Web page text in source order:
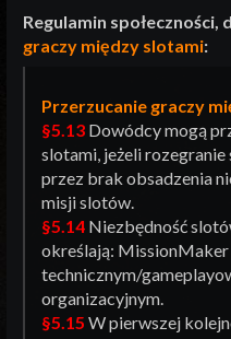
Regulamin społeczności,
graczy między slotami:
Przerzucanie graczy
§5.13 Dowódcy mogą
slotami, jeżeli rozegranie
przez brak obsadzenia
misji slotów.
§5.14 Niezbędność
określają: MissionMaker
technicznym/
organizacyjnym.
§5.15 W pierwszej